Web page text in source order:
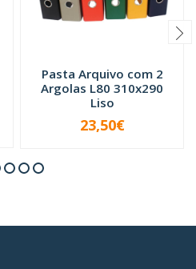
Pasta Arquivo com 2
Argolas L80 310x290
Liso
VER OPÇÕES
23,50€